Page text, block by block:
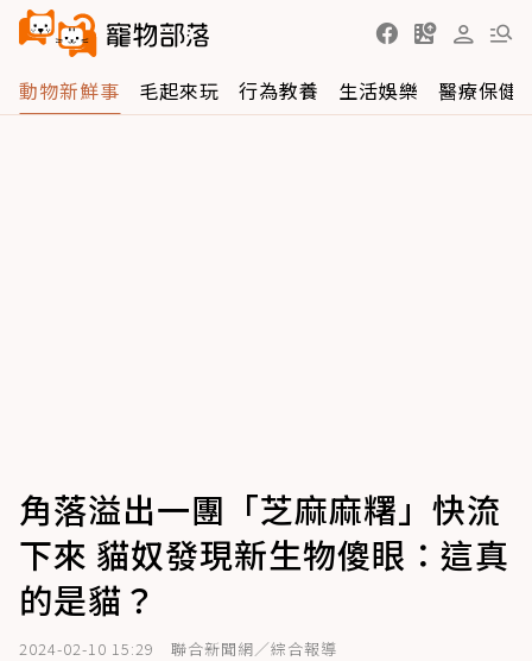
動物新鮮事 毛起來玩 行為教養 生活娛樂 醫療保健
角落溢出一團「芝麻麻糬」快流
下來 貓奴發現新生物傻眼：這真
的是貓？
2024-02-10 15:29 聯合新聞網／綜合報導